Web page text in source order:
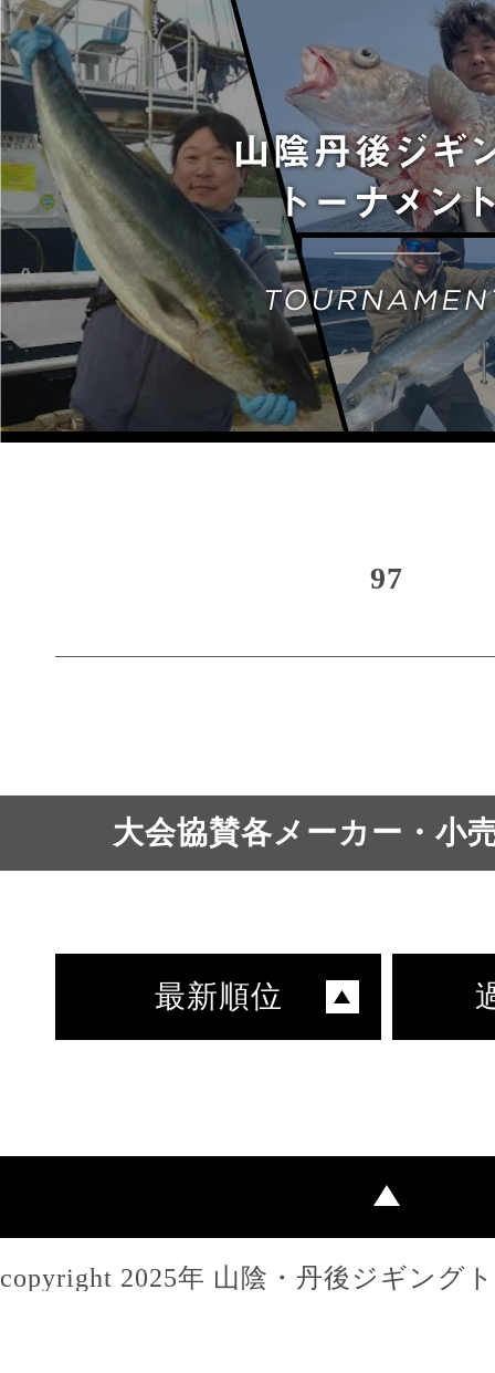
97
大会協賛各メーカー・小
最新順位
copyright 2025年 山陰・丹後ジギング